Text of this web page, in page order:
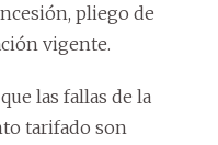
pliego de
vigente.
las fallas de la
tarifado son